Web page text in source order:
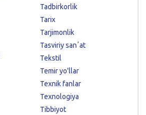
Tadbirkorlik
Tarix
Tarjimonlik
Tasviriy sanʼat
Tekstil
Temir yo'llar
Texnik fanlar
Texnologiya
Tibbiyot